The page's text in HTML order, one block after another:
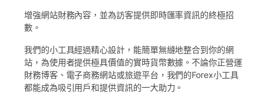
增強網站財務內容，並為訪客提供即時匯率資訊的終極招
數。
我們的小工具經過精心設計，能簡單無縫地整合到你的網
站，為使用者提供極具價值的實時貨幣數據。不論你正營運
財務博客、電子商務網站或旅遊平台，我們的Forex小工具
都能成為吸引用戶和提供資訊的一大助力。